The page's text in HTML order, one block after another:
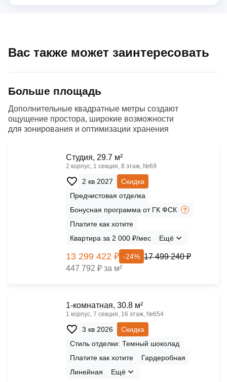
Вас также может заинтересовать
Больше площадь
Дополнительные квадратные метры создают
ощущение простора, широкие возможности
для зонирования и оптимизации хранения
Cтудия, 29.7 м²
2 корпус, 1 секция, 8 этаж, №69
2 кв 2027
Скидка
Предчистовая отделка
Бонусная программа от ГК ФСК
Платите как хотите
Квартира за 2 000 ₽/мес
Ещё
13 299 422 ₽ -24% 17 499 240 ₽
447 792 ₽ за м²
1-комнатная, 30.8 м²
1 корпус, 7 секция, 16 этаж, №654
3 кв 2026
Скидка
Стиль отделки: Темный шоколад
Платите как хотите
Гардеробная
Линейная
Ещё